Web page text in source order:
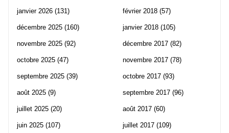
janvier 2026 (131)
décembre 2025 (160)
novembre 2025 (92)
octobre 2025 (47)
septembre 2025 (39)
août 2025 (9)
juillet 2025 (20)
juin 2025 (107)
février 2018 (57)
janvier 2018 (105)
décembre 2017 (82)
novembre 2017 (78)
octobre 2017 (93)
septembre 2017 (96)
août 2017 (60)
juillet 2017 (109)